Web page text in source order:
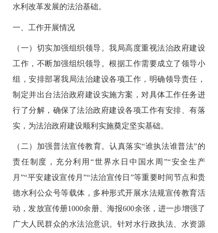
水利改革发展的法治基础。
一、工作开展情况
（一）切实加强组织领导。我局高度重视法治政府建设
工作，不断加强组织领导。根据工作需要成立了领导小
组，安排部署我局法治建设各项工作，明确领导责任，
制定并出台法治政府建设实施方案，对具体工作任务进
行了分解，确保了法治政府建设各项工作有安排、有落
实，为法治政府建设顺利实施奠定坚实基础。
（二）加强普法宣传教育。认真落实“谁执法谁普法”的
责任制度，充分利用“世界水日中国水周”“安全生产
月”“平安建设宣传月”“法治宣传日”等重要时间节点和贵
德水利公众号等载体，多种形式开展水法规宣传教育活
动，发放宣传册1000余册、海报600余张，进一步增强了
广大人民群众的水法治意识。针对水行政执法、水资源